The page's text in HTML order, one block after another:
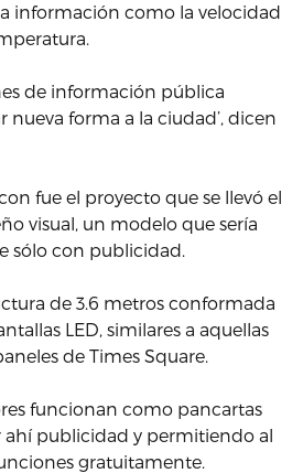
información como la velocidad
de información pública
nueva forma a la ciudad’, dicen
fue el proyecto que se llevó el
visual, un modelo que sería
sólo con publicidad.
de 3.6 metros conformada
LED, similares a aquellas
de Times Square.
funcionan como pancartas
ahí publicidad y permitiendo al
gratuitamente.